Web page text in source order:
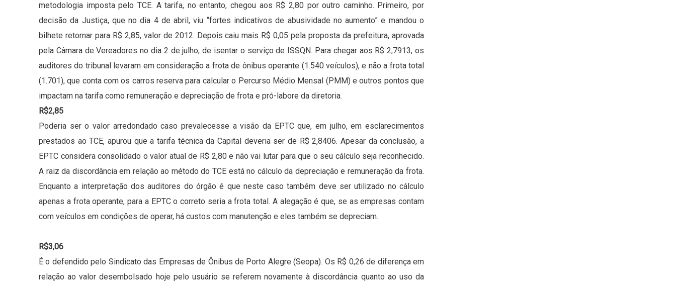
metodologia imposta pelo TCE. A tarifa, no entanto, chegou aos R$ 2,80 por outro caminho. Primeiro, por
decisão da Justiça, que no dia 4 de abril, viu “fortes indicativos de abusividade no aumento” e mandou o
bilhete retornar para R$ 2,85, valor de 2012. Depois caiu mais R$ 0,05 pela proposta da prefeitura, aprovada
pela Câmara de Vereadores no dia 2 de julho, de isentar o serviço de ISSQN. Para chegar aos R$ 2,7913, os
auditores do tribunal levaram em consideração a frota de ônibus operante (1.540 veículos), e não a frota total
(1.701), que conta com os carros reserva para calcular o Percurso Médio Mensal (PMM) e outros pontos que
impactam na tarifa como remuneração e depreciação de frota e pró-labore da diretoria.
R$2,85
Poderia ser o valor arredondado caso prevalecesse a visão da EPTC que, em julho, em esclarecimentos
prestados ao TCE, apurou que a tarifa técnica da Capital deveria ser de R$ 2,8406. Apesar da conclusão, a
EPTC considera consolidado o valor atual de R$ 2,80 e não vai lutar para que o seu cálculo seja reconhecido.
A raiz da discordância em relação ao método do TCE está no cálculo da depreciação e remuneração da frota.
Enquanto a interpretação dos auditores do órgão é que neste caso também deve ser utilizado no cálculo
apenas a frota operante, para a EPTC o correto seria a frota total. A alegação é que, se as empresas contam
com veículos em condições de operar, há custos com manutenção e eles também se depreciam.
R$3,06
É o defendido pelo Sindicato das Empresas de Ônibus de Porto Alegre (Seopa). Os R$ 0,26 de diferença em
relação ao valor desembolsado hoje pelo usuário se referem novamente à discordância quanto ao uso da